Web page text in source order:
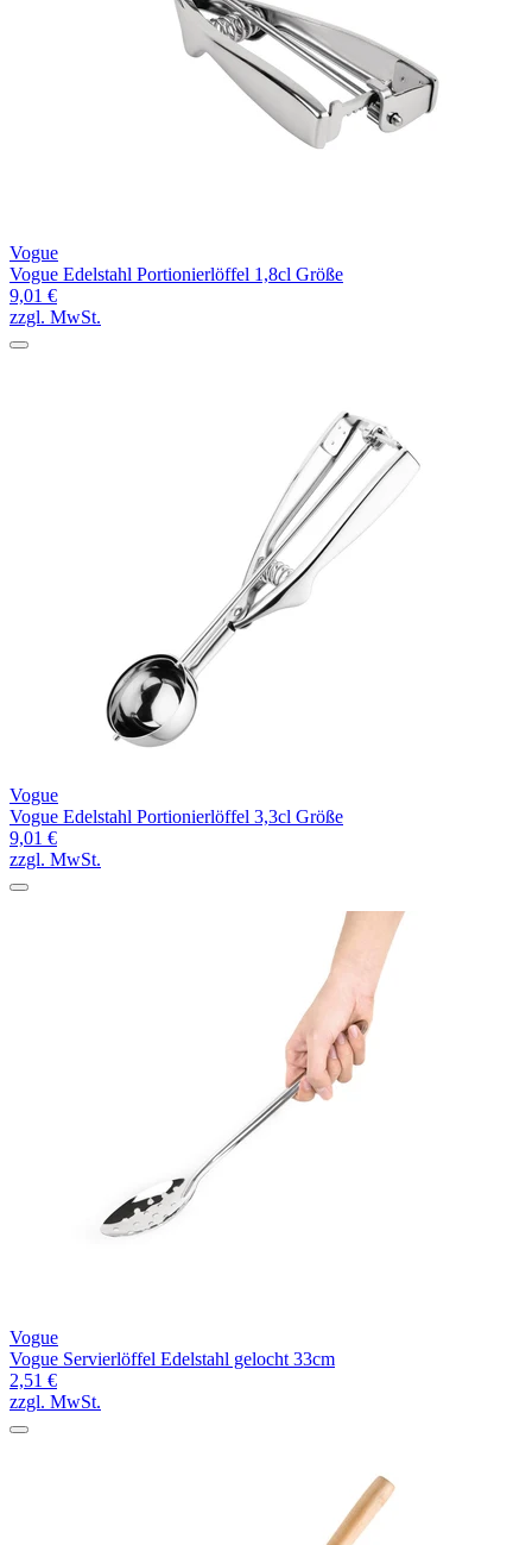
Vogue
Vogue Edelstahl Portionierlöffel 1,8cl Größe
9,01 €
zzgl. MwSt.
Vogue
Vogue Edelstahl Portionierlöffel 3,3cl Größe
9,01 €
zzgl. MwSt.
Vogue
Vogue Servierlöffel Edelstahl gelocht 33cm
2,51 €
zzgl. MwSt.